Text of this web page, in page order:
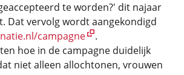
te worden?' dit najaar
Dat vervolg wordt aangekondigd
campagne
.
hoe in de campagne duidelijk
niet alleen allochtonen, vrouwen